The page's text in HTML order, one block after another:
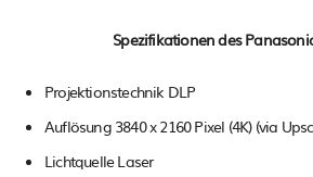
Spezifikationen des
Projektionstechnik DLP
Auflösung 3840 x 2160 Pixel (4K) (via
Lichtquelle Laser